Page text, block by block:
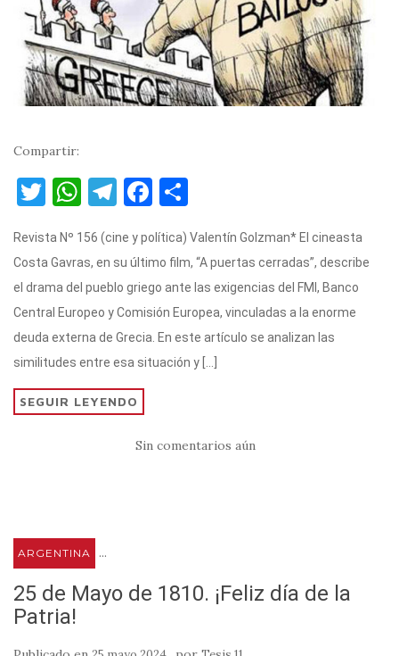
Compartir:
T
it
te
r
W
at
s
A
p
p
T
e
gr
a
m
F
c
e
b
o
o
m
p
ar
ti
r
Revista Nº 156 (cine y política) Valentín Golzman* El cineasta
Costa Gavras, en su último film, “A puertas cerradas”, describe
el drama del pueblo griego ante las exigencias del FMI, Banco
Central Europeo y Comisión Europea, vinculadas a la enorme
deuda externa de Grecia. En este artículo se analizan las
similitudes entre esa situación y […]
SEGUIR LEYENDO
Sin comentarios aún
ARGENTINA ...
25 de Mayo de 1810. ¡Feliz día de la
Patria!